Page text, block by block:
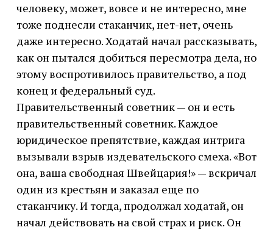
человеку, может, вовсе и не интересно, мне
тоже поднесли стаканчик, нет-нет, очень
даже интересно. Ходатай начал рассказывать,
как он пытался добиться пересмотра дела, но
этому воспротивилось правительство, а под
конец и федеральный суд.
Правительственный советник — он и есть
правительственный советник. Каждое
юридическое препятствие, каждая интрига
вызывали взрыв издевательского смеха. «Вот
она, ваша свободная Швейцария!» — вскричал
один из крестьян и заказал еще по
стаканчику. И тогда, продолжал ходатай, он
начал действовать на свой страх и риск. Он